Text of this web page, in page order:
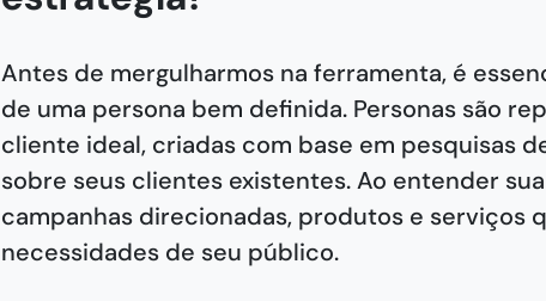
Antes de mergulharmos na ferramenta, é
de uma persona bem definida. Personas são
cliente ideal, criadas com base em pesquisas
sobre seus clientes existentes. Ao entender
campanhas direcionadas, produtos e serviços
necessidades de seu público.